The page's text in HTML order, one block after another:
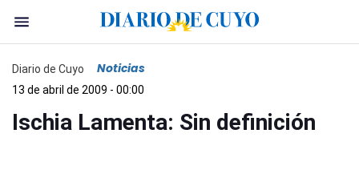
Diario de Cuyo Noticias
13 de abril de 2009 - 00:00
Ischia Lamenta: Sin definición